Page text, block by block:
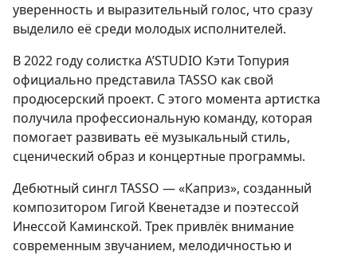
уверенность и выразительный голос, что сразу
выделило её среди молодых исполнителей.
В 2022 году солистка A’STUDIO Кэти Топурия
официально представила TASSO как свой
продюсерский проект. С этого момента артистка
получила профессиональную команду, которая
помогает развивать её музыкальный стиль,
сценический образ и концертные программы.
Дебютный сингл TASSO — «Каприз», созданный
композитором Гигой Квенетадзе и поэтессой
Инессой Каминской. Трек привлёк внимание
современным звучанием, мелодичностью и